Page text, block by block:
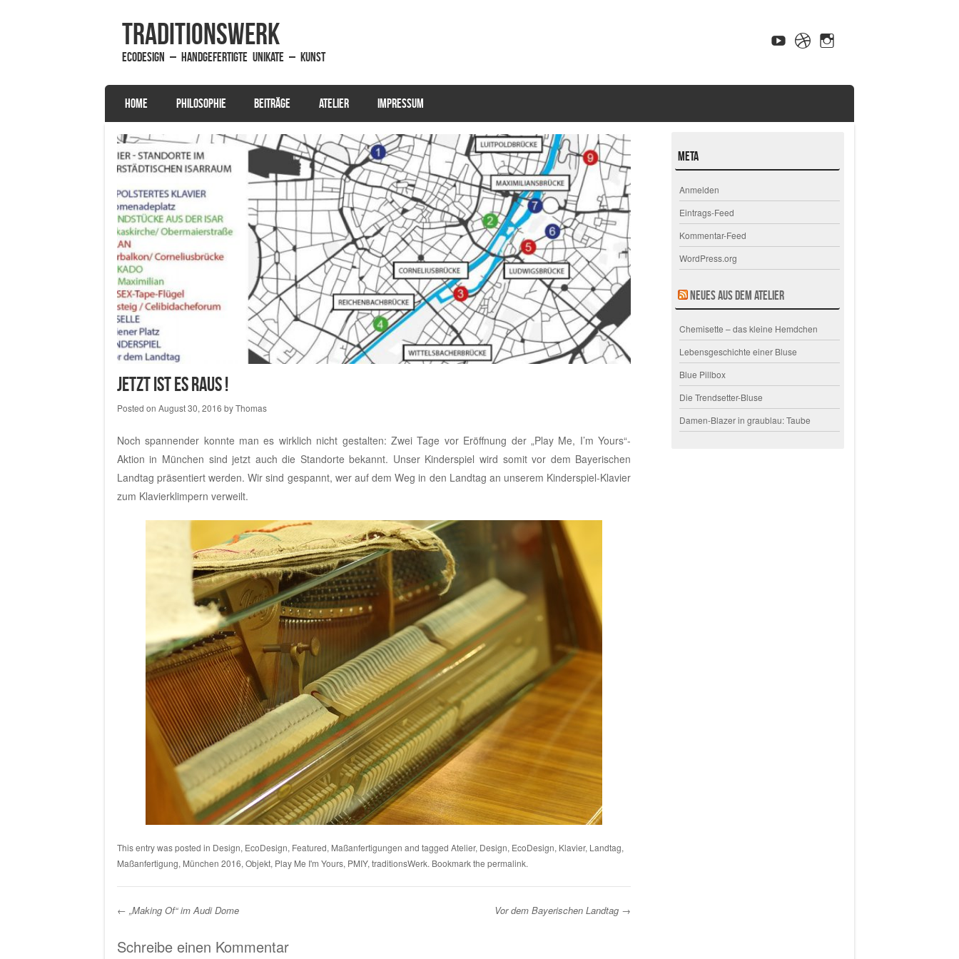
traditionsWerk
EcoDesign – handgefertigte Unikate – Kunst
Menu
SKIP TO CONTENT
HOME PHILOSOPHIE BEITRÄGE ATELIER IMPRESSUM
Jetzt ist es raus !
Posted on August 30, 2016 byThomas
Noch spannender konnte man es wirklich nicht gestalten: Zwei Tage vor Eröffnung der „Play Me, I’m Yours“-
Aktion in München sind jetzt auch die Standorte bekannt. Unser Kinderspiel wird somit vor dem Bayerischen
Landtag präsentiert werden. Wir sind gespannt, wer auf dem Weg in den Landtag an unserem Kinderspiel-Klavier
zum Klavierklimpern verweilt.
This entry was posted in Design, EcoDesign, Featured, Maßanfertigungen and tagged Atelier, Design, EcoDesign, Klavier, Landtag,
Maßanfertigung, München 2016, Objekt, Play Me I'm Yours, PMIY, traditionsWerk. Bookmark the permalink.
Post navigation
← „Making Of“ im Audi Dome Vor dem Bayerischen Landtag →
Schreibe einen Kommentar
Meta
Anmelden
Eintrags-Feed
Kommentar-Feed
WordPress.org
Neues aus dem Atelier
Chemisette – das kleine Hemdchen
Lebensgeschichte einer Bluse
Blue Pillbox
Die Trendsetter-Bluse
Damen-Blazer in graublau: Taube